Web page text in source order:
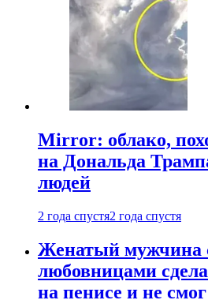
Mirror: облако,
на Дональда
людей
2 года спустя2 года спустя
Женатый мужчина
любовницами
на пенисе и не